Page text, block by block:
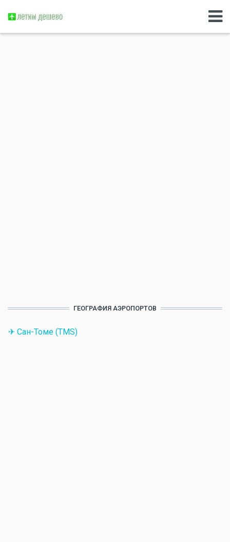
ГЕОГРАФИЯ АЭРОПОРТОВ
✈ Сан-Томе (TMS)